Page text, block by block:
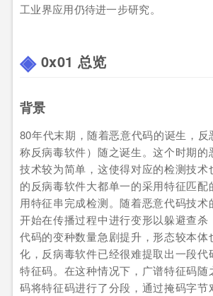
工业界应用仍待进一步研究。
0x01 总览
背景
80年代末期，随着恶意代码的诞生，
称反病毒软件）随之诞生。这个时期的
技术较为简单，这使得对应的检测技术
的反病毒软件大都单一的采用特征匹配
用特征串完成检测。随着恶意代码技
开始在传播过程中进行变形以躲避查杀
代码的变种数量急剧提升，形态较本体
化，反病毒软件已经很难提取出一段代
特征码。在这种情况下，广谱特征码随
码将特征码进行了分段，通过掩码字节